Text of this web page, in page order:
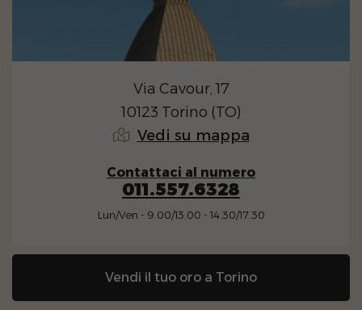
Via Cavour, 17
10123 Torino (TO)
Vedi su mappa
Contattaci al numero
011.557.6328
Lun/Ven - 9.00/13.00 - 14.30/17.30
Vendi il tuo oro a Torino